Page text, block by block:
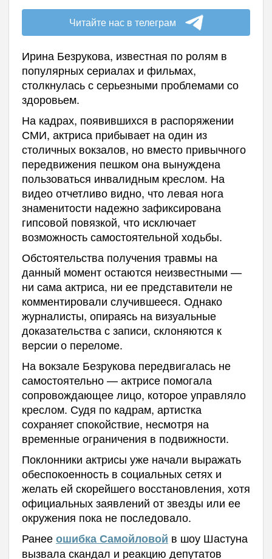
Читайте нас в телеграм
Ирина Безрукова, известная по ролям в
популярных сериалах и фильмах,
столкнулась с серьезными проблемами со
здоровьем.
На кадрах, появившихся в распоряжении
СМИ, актриса прибывает на один из
столичных вокзалов, но вместо привычного
передвижения пешком она вынуждена
пользоваться инвалидным креслом. На
видео отчетливо видно, что левая нога
знаменитости надежно зафиксирована
гипсовой повязкой, что исключает
возможность самостоятельной ходьбы.
Обстоятельства получения травмы на
данный момент остаются неизвестными —
ни сама актриса, ни ее представители не
комментировали случившееся. Однако
журналисты, опираясь на визуальные
доказательства с записи, склоняются к
версии о переломе.
На вокзале Безрукова передвигалась не
самостоятельно — актрисе помогала
сопровождающее лицо, которое управляло
креслом. Судя по кадрам, артистка
сохраняет спокойствие, несмотря на
временные ограничения в подвижности.
Поклонники актрисы уже начали выражать
обеспокоенность в социальных сетях и
желать ей скорейшего восстановления, хотя
официальных заявлений от звезды или ее
окружения пока не последовало.
Ранееошибка Самойловой в шоу Шастуна
вызвала скандал и реакцию депутатов